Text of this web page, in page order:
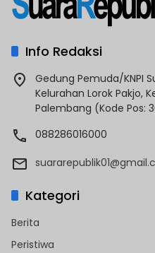
Info Redaksi
Gedung Pemuda/KNPI
Kelurahan Lorok Pakjo,
Palembang (Kode Pos:
088286016000
Kategori
Berita
Peristiwa